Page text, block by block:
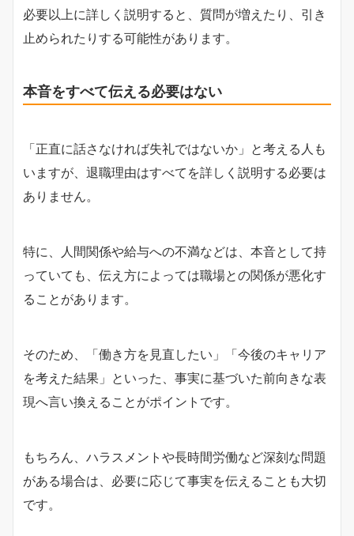
必要以上に詳しく説明すると、質問が増えたり、引き
止められたりする可能性があります。
本音をすべて伝える必要はない
「正直に話さなければ失礼ではないか」と考える人も
いますが、退職理由はすべてを詳しく説明する必要は
ありません。
特に、人間関係や給与への不満などは、本音として持
っていても、伝え方によっては職場との関係が悪化す
ることがあります。
そのため、「働き方を見直したい」「今後のキャリア
を考えた結果」といった、事実に基づいた前向きな表
現へ言い換えることがポイントです。
もちろん、ハラスメントや長時間労働など深刻な問題
がある場合は、必要に応じて事実を伝えることも大切
です。